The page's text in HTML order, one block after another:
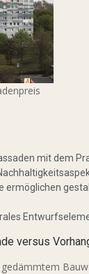
mit dem
ermöglichen
versus